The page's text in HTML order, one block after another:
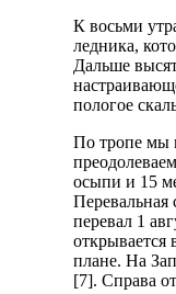
К восьми
ледника,
Дальше
пологое
По тропе мы
осыпи и 15
перевал 1
открывается
плане. На
[7]. Справа